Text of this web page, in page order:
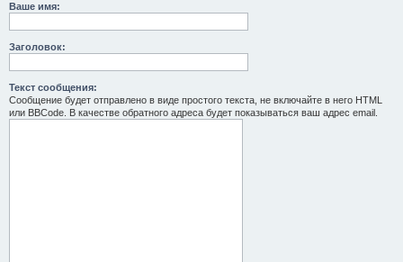
Ваше имя:
Заголовок:
Текст сообщения:
Сообщение будет отправлено в виде простого текста, не включайте в него HTML
или BBCode. В качестве обратного адреса будет показываться ваш адрес email.